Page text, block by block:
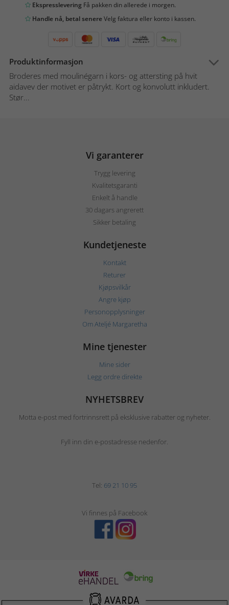
Ekspresslevering Få pakken din allerede i morgen.
Handle nå, betal senereVelg faktura eller konto i kassen.
Produktinformasjon
Broderes med moulinégarn i kors- og attersting på hvit
aidavev der motivet er påtrykt. Kort og konvolutt inkludert.
Stør...
Vi garanterer
Trygg levering
Kvalitetsgaranti
Enkelt å handle
30 dagars angrerett
Sikker betaling
Kundetjeneste
Kontakt
Returer
Kjøpsvilkår
Angre kjøp
Personopplysninger
Om Ateljé Margaretha
Mine tjenester
Mine sider
Legg ordre direkte
NYHETSBREV
Motta e-post med fortrinnsrett på eksklusive rabatter og nyheter.
Fyll inn din e-postadresse nedenfor.
Tel: 69 21 10 95
Vi finnes på Facebook